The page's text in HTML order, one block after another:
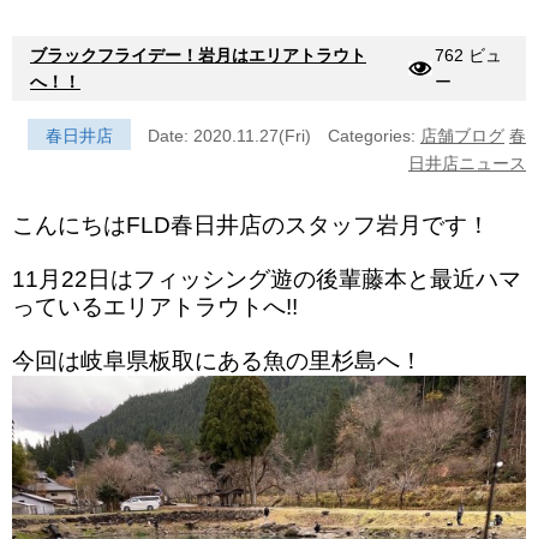
ブラックフライデー！岩月はエリアトラウト
へ！！
762 ビュ
ー
春日井店 Date: 2020.11.27(Fri) Categories: 店舗ブログ 春
日井店ニュース
こんにちはFLD春日井店のスタッフ岩月です！
11月22日はフィッシング遊の後輩藤本と最近ハマ
っているエリアトラウトへ!!
今回は岐阜県板取にある魚の里杉島へ！